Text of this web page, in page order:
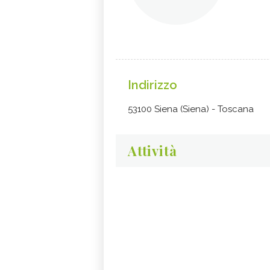
Indirizzo
53100 Siena (Siena) - Toscana
Attività